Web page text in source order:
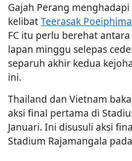
Gajah Perang
kelibatTeerasak
FC itu perlu berehat
lapan minggu selepas
separuh akhir kedua
ini.
Thailand dan Vietnam
aksi final pertama di
Januari. Ini disusuli aksi
Stadium Rajamangala